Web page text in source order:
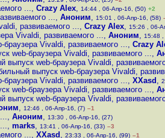
..., Crazy Alex, 14:44 , 06-Апр-16, (50) +2
..., Аноним, 15:01 , 06-Апр-16, (58)
развиваемого ..., Crazy Alex, 15:26 , 06-
Vivaldi, развиваемого ..., Аноним, 15:48 ,
Vivaldi, развиваемого ..., Crazy
web-браузера Vivaldi, развиваемого ...,
выпуск web-браузера Vivaldi,
выпуск web-браузера Vivaldi,
Vivaldi, развиваемого ..., XXasd ,
web-браузера Vivaldi, развиваемого ...,
выпуск web-браузера Vivaldi,
, 12:46 , 06-Апр-16, (7) –1
, Аноним, 13:30 , 06-Апр-16, (27)
, marks, 13:41 , 06-Апр-16, (33) –3
..., XXasd , 23:33 , 06-Апр-16, (99) –1